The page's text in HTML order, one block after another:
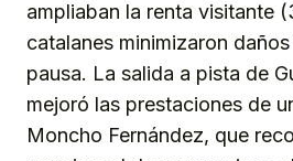
ampliaban la renta visitante
catalanes minimizaron
pausa. La salida a pista de
mejoró las prestaciones de
Moncho Fernández, que